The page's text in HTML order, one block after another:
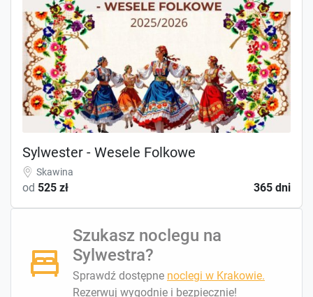
Sylwester - Wesele Folkowe
Skawina
od 525 zł 365 dni
Szukasz noclegu na
Sylwestra?
Sprawdź dostępne noclegi w Krakowie.
Rezerwuj wygodnie i bezpiecznie!